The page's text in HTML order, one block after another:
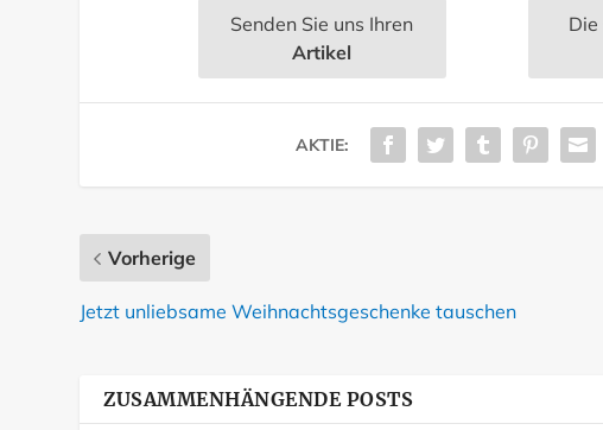
Senden Sie uns Ihren
Artikel
Die
AKTIE:
Vorherige
Jetzt unliebsame Weihnachtsgeschenke tauschen
ZUSAMMENHÄNGENDE POSTS